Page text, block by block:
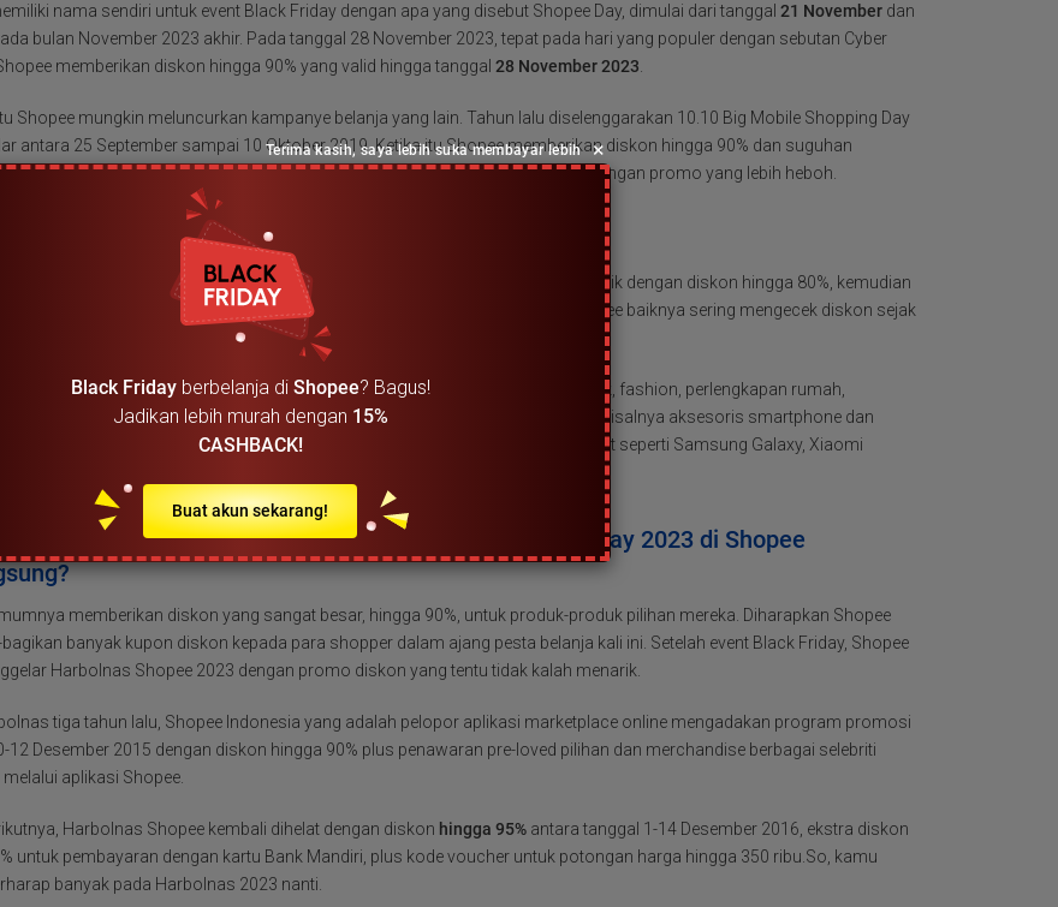
nama sendiri untuk event Black Friday dengan apa yang disebut Shopee Day, dimulai dari tanggal 21 November dan
bulan November 2023 akhir. Pada tanggal 28 November 2023, tepat pada hari yang populer dengan sebutan Cyber
memberikan diskon hingga 90% yang valid hingga tanggal 28 November 2023
Shopee mungkin meluncurkan kampanye belanja yang lain. Tahun lalu diselenggarakan 10.10 Big Mobile Shopping Day
antara 25 September sampai 10 Oktober 2019. Ketika itu Shopee memberikan diskon hingga 90% dan suguhan
sale. Bukan tidak mungkin akan ada 10.10 Big Mobile Shopping Day 2023 dengan promo yang lebih heboh.
mesti dicari saat promo Black Friday berlangsung?
memberikan diskon untuk berbagai produk, dimulai dari obral produk elektronik dengan diskon hingga 80%, kemudian
dengan diskon hingga 85%. Jadi untuk yang ingin berbelanja online di Shopee baiknya sering mengecek diskon sejak
atau 4 hari sebelum Black Friday Sale 2023 Berlangsung.
menawarkan diskon dalam beragam kategori produk pilihan seperti elektronik, fashion, perlengkapan rumah,
olahraga, bayi & anak, perawatan & kesehatan. Beberapa produk favorit terlaris misalnya aksesoris smartphone dan
serta lampu dekorasi LED. Jika Midnight Mobile Phone Flash Sale digelar, gadget seperti Samsung Galaxy, Xiaomi
diskon terbesar yang bisa saya dapatkan saat Black Friday 2023 di Shopee
memberikan diskon yang sangat besar, hingga 90%, untuk produk-produk pilihan mereka. Diharapkan Shopee
banyak kupon diskon kepada para shopper dalam ajang pesta belanja kali ini. Setelah event Black Friday, Shopee
Harbolnas Shopee 2023 dengan promo diskon yang tentu tidak kalah menarik.
tiga tahun lalu, Shopee Indonesia yang adalah pelopor aplikasi marketplace online mengadakan program promosi
12 Desember 2015 dengan diskon hingga 90% plus penawaran pre-loved pilihan dan merchandise berbagai selebriti
melalui aplikasi Shopee.
Harbolnas Shopee kembali dihelat dengan diskon hingga 95% antara tanggal 1-14 Desember 2016, ekstra diskon
untuk pembayaran dengan kartu Bank Mandiri, plus kode voucher untuk potongan harga hingga 350 ribu.So, kamu
banyak pada Harbolnas 2023 nanti.
Terima kasih, saya lebih suka membayar lebih ×
Black Fridayberbelanja di Shopee? Bagus!
Jadikan lebih murah dengan 15%
CASHBACK!
Buat akun sekarang!